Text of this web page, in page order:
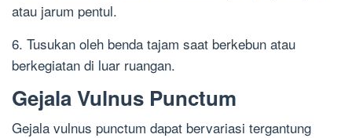
atau jarum pentul.
6. Tusukan oleh benda tajam saat berkebun atau
berkegiatan di luar ruangan.
Gejala Vulnus Punctum
Gejala vulnus punctum dapat bervariasi tergantung